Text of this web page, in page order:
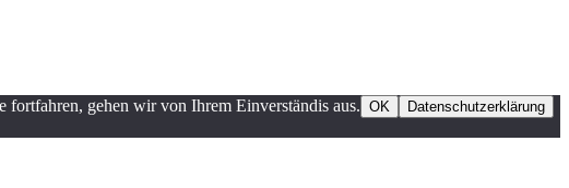
fortfahren, gehen wir von Ihrem Einverständis aus. OK Datenschutzerklärung